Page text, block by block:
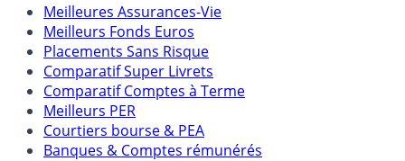
Meilleures Assurances-Vie
Meilleurs Fonds Euros
Placements Sans Risque
Comparatif Super Livrets
Comparatif Comptes à Terme
Meilleurs PER
Courtiers bourse & PEA
Banques & Comptes rémunérés